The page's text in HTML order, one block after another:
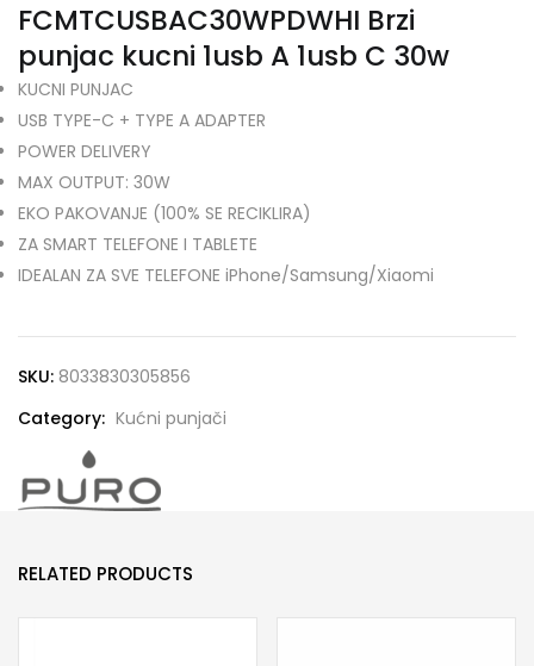
FCMTCUSBAC30WPDWHI Brzi
punjac kucni 1usb A 1usb C 30w
KUCNI PUNJAC
USB TYPE-C + TYPE A ADAPTER
POWER DELIVERY
MAX OUTPUT: 30W
EKO PAKOVANJE (100% SE RECIKLIRA)
ZA SMART TELEFONE I TABLETE
IDEALAN ZA SVE TELEFONE iPhone/Samsung/Xiaomi
SKU: 8033830305856
Category: Kućni punjači
RELATED PRODUCTS